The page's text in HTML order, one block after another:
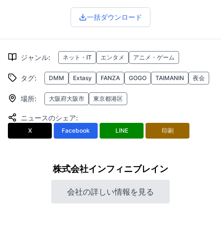
一括ダウンロード
ジャンル: ネット・IT エンタメ アニメ・ゲーム
タグ: DMM Extasy FANZA GOGO TAIMANIN 夜会
場所: 大阪府大阪市 東京都港区
ニュースのシェア:
X Facebook LINE 印刷
株式会社インフィニブレイン
会社の詳しい情報を見る